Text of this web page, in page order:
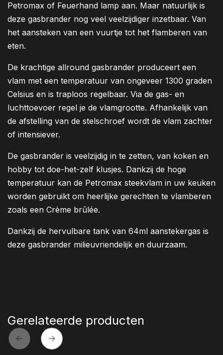
Petromax of Feuerhand lamp aan. Maar natuurlijk is
deze gasbrander nog veel veelzijdiger inzetbaar. Van
het aansteken van een vuurtje tot het flamberen van
eten.
De krachtige allround gasbrander produceert een
vlam met een temperatuur van ongeveer 1300 graden
Celsius en is traploos regelbaar. Via de gas- en
luchttoevoer regel je de vlamgrootte. Afhankelijk van
de afstelling van de stelschroef wordt de vlam zachter
of intensiever.
De gasbrander is veelzijdig in te zetten, van koken en
hobby tot doe-het-zelf klusjes. Dankzij de hoge
temperatuur kan de Petromax steekvlam in uw keuken
worden gebruikt om heerlijke gerechten te vlamberen
zoals een Crème brûlée.
Dankzij de hervulbare tank van 64ml aanstekergas is
deze gasbrander milieuvriendelijk en duurzaam.
Gerelateerde producten